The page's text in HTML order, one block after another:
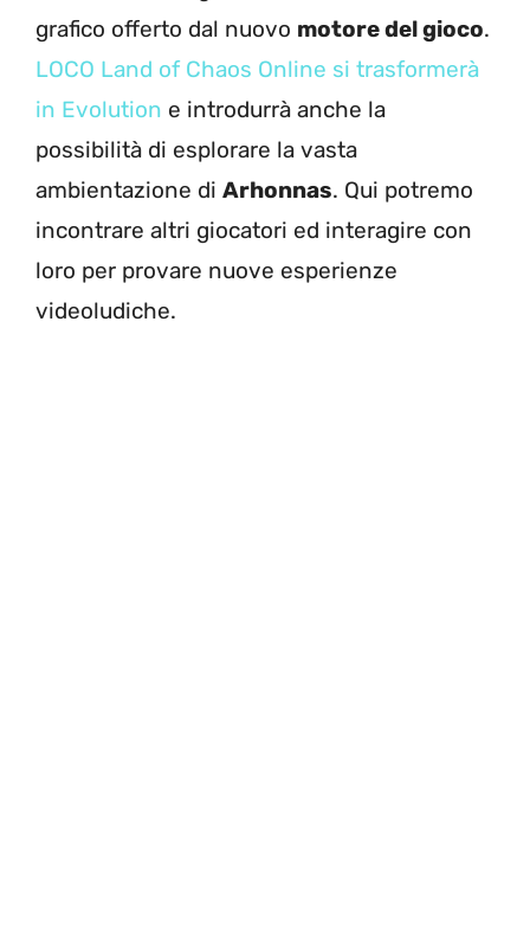
grafico offerto dal nuovo motore del gioco.
LOCO Land of Chaos Online si trasformerà
in Evolution e introdurrà anche la
possibilità di esplorare la vasta
ambientazione di Arhonnas. Qui potremo
incontrare altri giocatori ed interagire con
loro per provare nuove esperienze
videoludiche.